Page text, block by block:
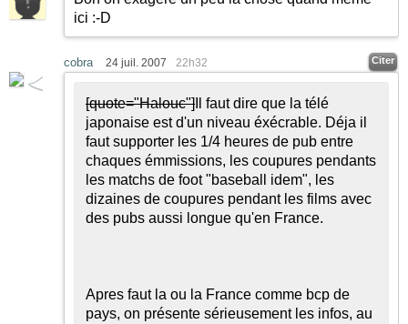
ici :-D
cobra 24 juil. 2007 22h32 Citer
[quote="Halouc"] Il faut dire que la télé
japonaise est d'un niveau éxécrable. Déja il
faut supporter les 1/4 heures de pub entre
chaques émmissions, les coupures pendants
les matchs de foot "baseball idem", les
dizaines de coupures pendant les films avec
des pubs aussi longue qu'en France.
Apres faut la ou la France comme bcp de
pays, on présente sérieusement les infos, au